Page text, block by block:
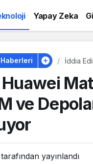
Yapay Zeka
İddia
ve
tarafından yayınlandı